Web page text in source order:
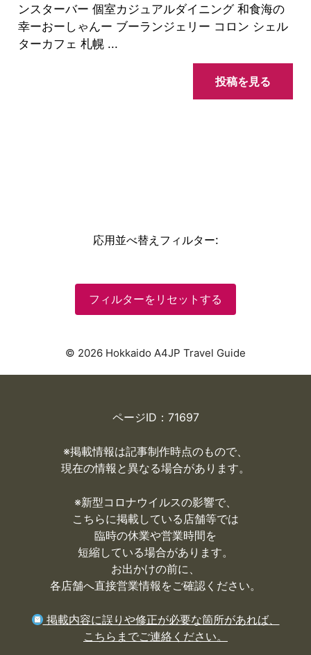
ンスターバー 個室カジュアルダイニング 和食海の
幸ーおーしゃんー ブーランジェリー コロン シェル
ターカフェ 札幌 ...
投稿を見る
応用並べ替えフィルター:
フィルターをリセットする
© 2026 Hokkaido A4JP Travel Guide
ページID：71697
※掲載情報は記事制作時点のもので、
現在の情報と異なる場合があります。
※新型コロナウイルスの影響で、
こちらに掲載している店舗等では
臨時の休業や営業時間を
短縮している場合があります。
お出かけの前に、
各店舗へ直接営業情報をご確認ください。
掲載内容に誤りや修正が必要な箇所があれば、
こちらまでご連絡ください。